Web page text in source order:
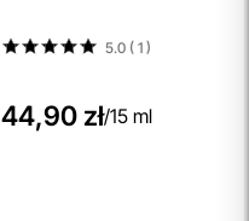
5.0 ( 1)
44,90 zł/15 ml